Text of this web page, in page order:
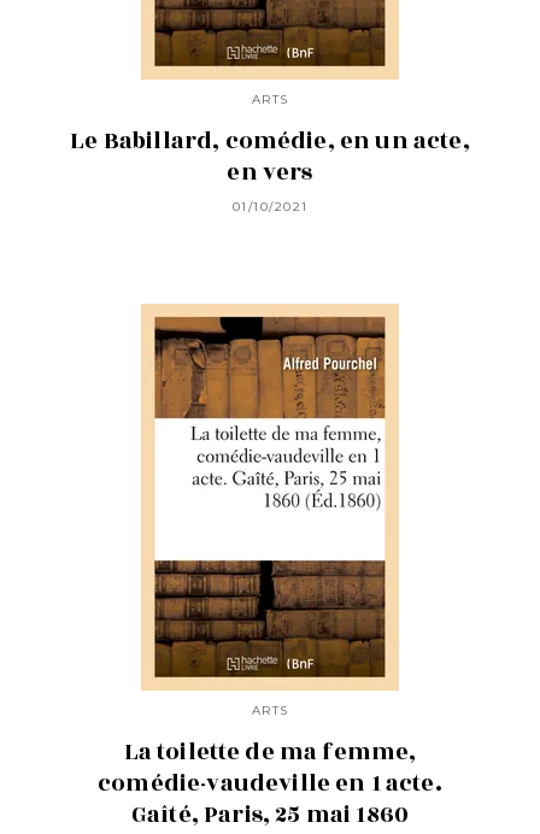
ARTS
Le Babillard, comédie, en un acte,
en vers
01/10/2021
ARTS
La toilette de ma femme,
comédie-vaudeville en 1 acte.
Gaîté, Paris, 25 mai 1860